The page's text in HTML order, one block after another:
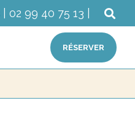
02 99 40 75 13
RÉSERVER